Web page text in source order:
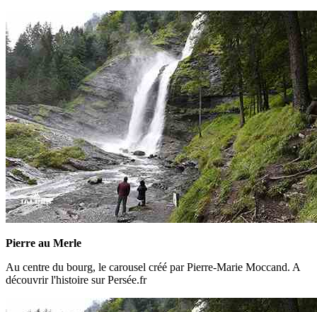
Pierre au Merle
Au centre du bourg, le carousel créé par Pierre-Marie Moccand. A
découvrir l'histoire sur Persée.fr